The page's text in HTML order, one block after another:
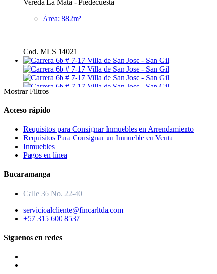
Vereda La Mata - Piedecuesta
Área: 882m²
Cod. MLS 14021
Mostrar Filtros
Acceso rápido
Requisitos para Consignar Inmuebles en Arrendamiento
Requisitos Para Consignar un Inmueble en Venta
Inmuebles
Pagos en línea
Bucaramanga
Calle 36 No. 22-40
servicioalcliente@fincarltda.com
+57 315 600 8537
Síguenos en redes